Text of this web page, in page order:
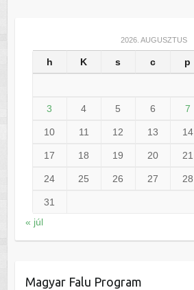
2026. AUGUSZTUS
h K s c p
3 4 5 6 7
10 11 12 13 14
17 18 19 20 21
24 25 26 27 28
31
« júl
Magyar Falu Program